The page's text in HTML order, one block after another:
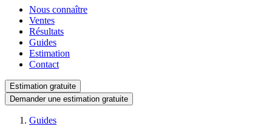
Nous connaître
Ventes
Résultats
Guides
Estimation
Contact
Estimation gratuite
Demander une estimation gratuite
Guides